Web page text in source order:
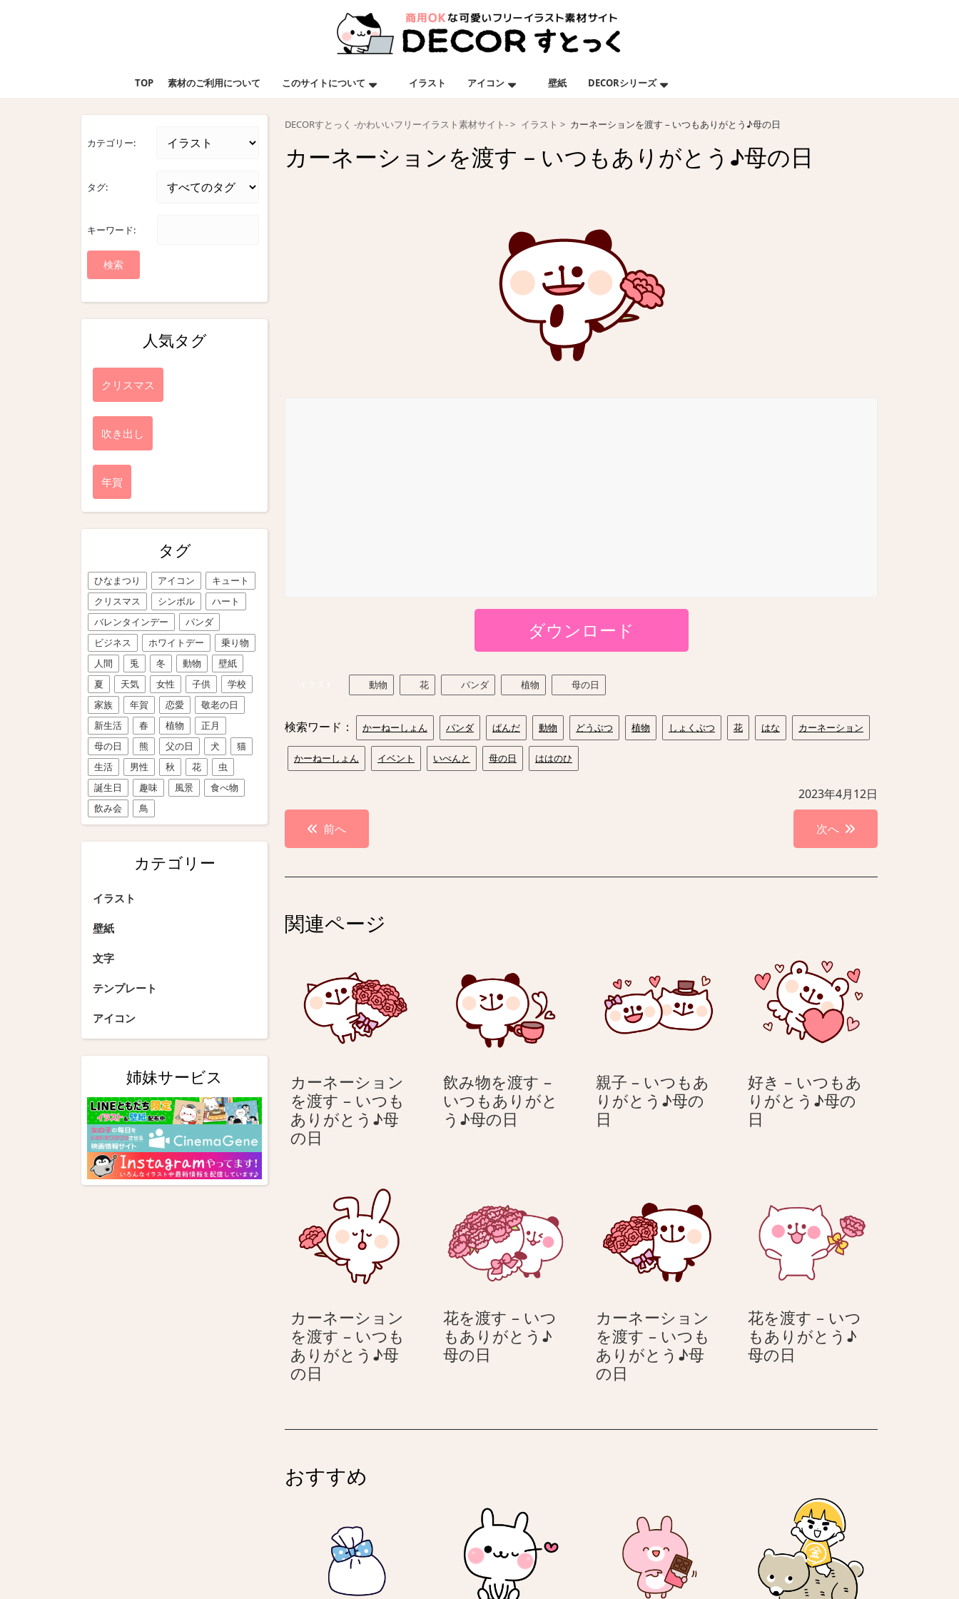
TOP 素材のご利用について このサイトについて イラスト アイコン 壁紙 DECORシリーズ
カテゴリー:
タグ:
キーワード:
人気タグ
クリスマス
吹き出し
年賀
タグ
ひなまつり アイコン
キュート
クリスマス
シンボル
ハート
バレンタインデー
パンダ
ビジネス
ホワイトデー
乗り物
人間
兎 冬 動物
壁紙
夏
天気 女性 子供
学校
家族
年賀 恋愛
敬老の日
新生活
春 植物
正月
母の日
熊 父の日 犬
猫
生活
男性 秋 花
虫
誕生日
趣味 風景
食べ物
飲み会
鳥
カテゴリー
イラスト
壁紙
文字
テンプレート
アイコン
姉妹サービス
DECORすとっく -かわいいフリーイラスト素材サイト- イラスト カーネーションを渡す – いつもありがとう♪母の日
カーネーションを渡す – いつもありがとう♪母の日
ダウンロード
動物 花 パンダ 植物 母の日
検索ワード： かーねーしょん パンダ ぱんだ 動物 どうぶつ 植物 しょくぶつ 花 はな カーネーション
かーねーしょん イベント いべんと 母の日 ははのひ
2023年4月12日
投
稿
ナ
ゲ
シ
ョ
前へ 次へ
関連ページ
カーネーション
を渡す – いつも
ありがとう♪母
の日
シ
ョ
ン
を
–
い
つ
が
う
♪
の
日
飲み物を渡す –
いつもありがと
う♪母の日
す
–
い
つ
も
り
が
の
親子 – いつもあ
りがとう♪母の
日
あ
り
が
♪
母
の
日
好き – いつもあ
りがとう♪母の
日
も
あ
り
が
と
♪
母
の
カーネーション
を渡す – いつも
ありがとう♪母
の日
ー
ョ
ン
す
い
つ
花を渡す – いつ
もありがとう♪
母の日
–
り
と
う
♪
カーネーション
を渡す – いつも
ありがとう♪母
の日
ー
渡
す
い
つ
花を渡す – いつ
もありがとう♪
母の日
–
あ
り
が
と
う
♪
おすすめ